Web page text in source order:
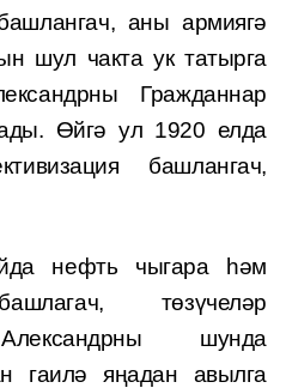
аны армиягә
шул чакта ук татырга
Гражданнар
Өйгә ул 1920 елда
башлангач,
нефть чыгара һәм
төзүчеләр
шунда
гаилә яңадан авылга